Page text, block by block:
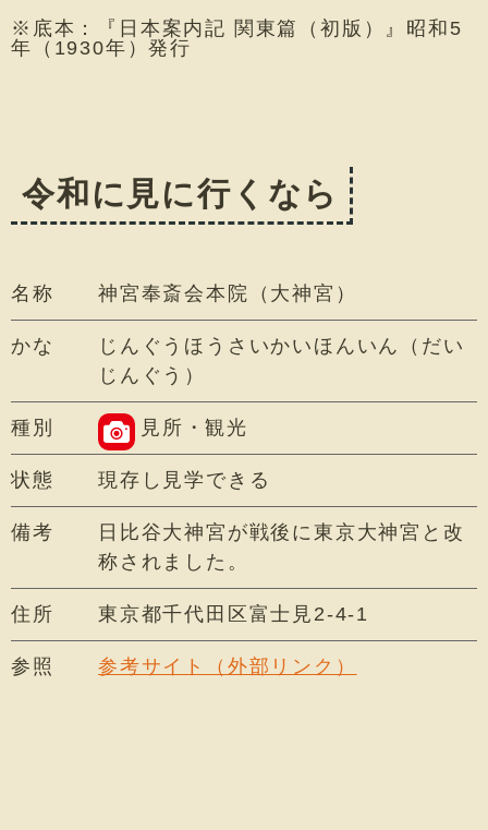
※底本：『日本案内記 関東篇（初版）』昭和5
年（1930年）発行
令和に見に行くなら
名称 神宮奉斎会本院（大神宮）
かな
じんぐうほうさいかいほんいん（だい
じんぐう）
種別 見所・観光
状態 現存し見学できる
備考
日比谷大神宮が戦後に東京大神宮と改
称されました。
住所 東京都千代田区富士見2-4-1
参照 参考サイト（外部リンク）